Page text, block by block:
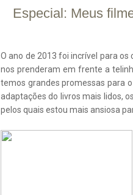
Especial: Meus
O ano de 2013 foi incrível para
nos prenderam em frente a
temos grandes promessas para
adaptações do livros mais lidos,
pelos quais estou mais ansiosa